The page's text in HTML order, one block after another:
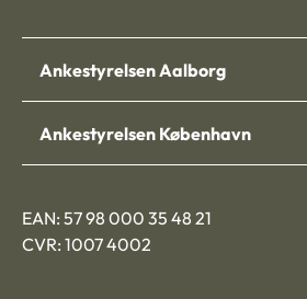
Ankestyrelsen Aalborg
Ankestyrelsen København
EAN: 57 98 000 35 48 21
CVR: 1007 4002